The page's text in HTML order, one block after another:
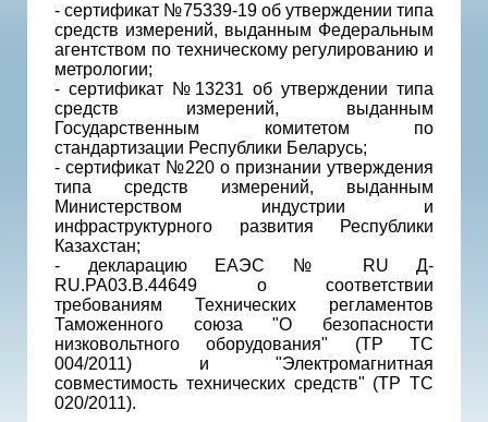
- сертификат №75339-19 об утверждении типа
средств измерений, выданным Федеральным
агентством по техническому регулированию и
метрологии;
- cертификат №13231 об утверждении типа
средств измерений, выданным
Государственным комитетом по
стандартизации Республики Беларусь;
- сертификат №220 о признании утверждения
типа средств измерений, выданным
Министерством индустрии и
инфраструктурного развития Республики
Казахстан;
- декларацию ЕАЭС № RU Д-
RU.РА03.В.44649 о соответствии
требованиям Технических регламентов
Таможенного союза "О безопасности
низковольтного оборудования" (ТР ТС
004/2011) и "Электромагнитная
совместимость технических средств" (ТР ТС
020/2011).